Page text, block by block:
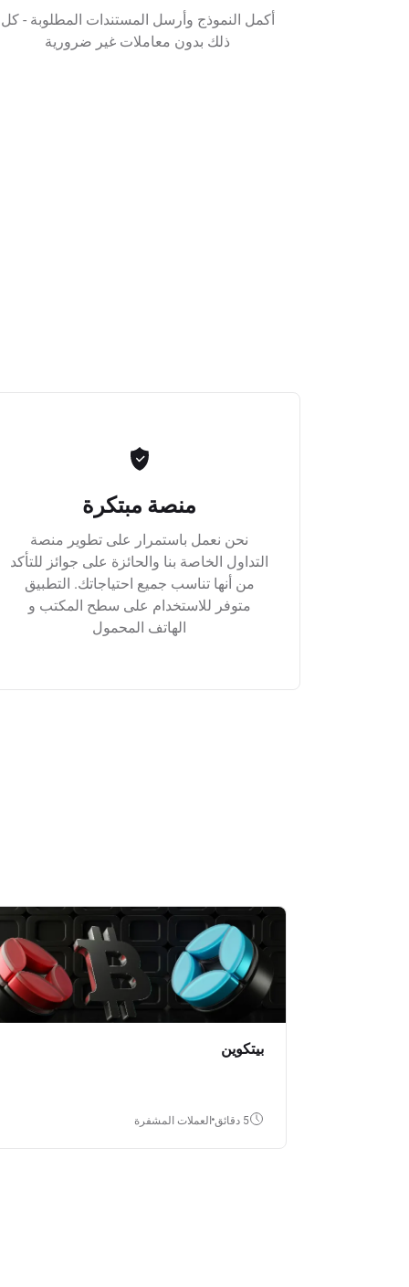
أكمل النموذج وأرسل المستندات المطلوبة - كل
ذلك بدون معاملات غير ضرورية
منصة مبتكرة
نحن نعمل باستمرار على تطوير منصة
التداول الخاصة بنا والحائزة على جوائز للتأكد
من أنها تناسب جميع احتياجاتك. التطبيق
متوفر للاستخدام على سطح المكتب و
الهاتف المحمول
بيتكوين
5 دقائق العملات المشفرة